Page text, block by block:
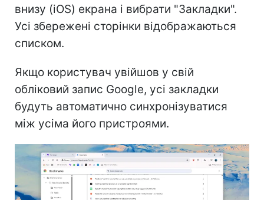
внизу (iOS) екрана і вибрати "Закладки".
Усі збережені сторінки відображаються
списком.
Якщо користувач увійшов у свій
обліковий запис Google, усі закладки
будуть автоматично синхронізуватися
між усіма його пристроями.